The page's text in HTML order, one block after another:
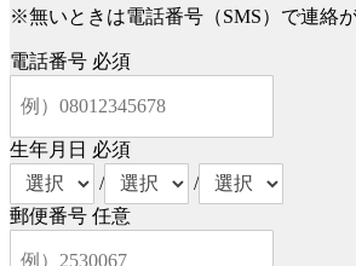
※無いときは電話番号（SMS）で連絡
電話番号 必須
生年月日 必須
/
/
郵便番号 任意